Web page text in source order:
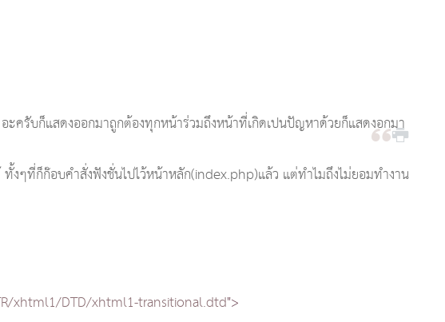
ครับก็แสดงออกมาถูกต้องทุกหน้าร่วมถึงหน้าที่เกิดเปนปัญหาด้วยก็แสดงอกมา
ๆที่ก็ก๊อบคำสั่งฟังชั่นไปไว้หน้าหลัก(index.php)แล้ว แต่ทำไมถึงไม่ยอมทำงาน
xhtml1/DTD/xhtml1-transitional.dtd">